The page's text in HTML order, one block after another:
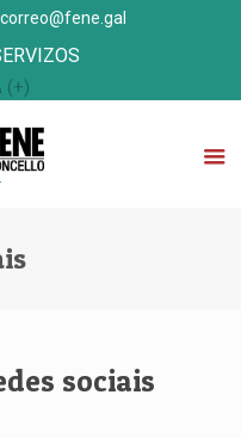
correo@fene.gal
(+)
sociais